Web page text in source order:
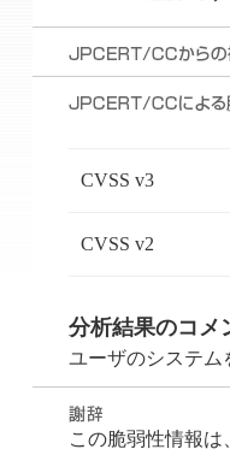
CVSS v3
CVSS v2
分析結果のコメ
ユーザのシステム
この脆弱性情報は